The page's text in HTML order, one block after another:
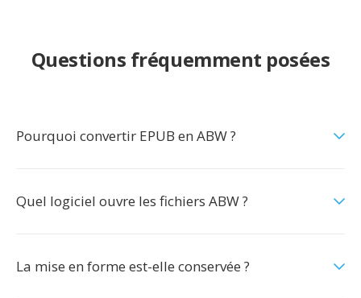
Questions fréquemment posées
Pourquoi convertir EPUB en ABW ?
Quel logiciel ouvre les fichiers ABW ?
La mise en forme est-elle conservée ?